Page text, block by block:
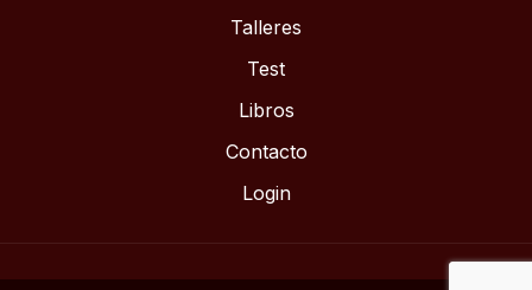
Talleres
Test
Libros
Contacto
Login